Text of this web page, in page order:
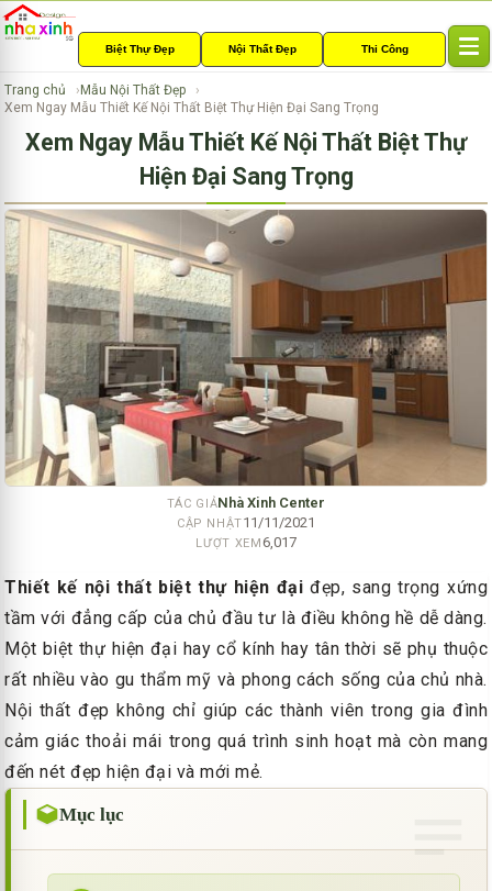
Biệt Thự Đẹp Nội Thất Đẹp Thi Công
l
a
i
g
t
i
o
Trang chủ
Mẫu Nội Thất Đẹp
Xem Ngay Mẫu Thiết Kế Nội Thất Biệt Thự Hiện Đại Sang Trọng
Xem Ngay Mẫu Thiết Kế Nội Thất Biệt Thự
Hiện Đại Sang Trọng
TÁC GIẢNhà Xinh Center
CẬP NHẬT11/11/2021
LƯỢT XEM6,017
Thiết kế nội thất biệt thự hiện đại đẹp, sang trọng xứng
tầm với đẳng cấp của chủ đầu tư là điều không hề dễ dàng.
Một biệt thự hiện đại hay cổ kính hay tân thời sẽ phụ thuộc
rất nhiều vào gu thẩm mỹ và phong cách sống của chủ nhà.
Nội thất đẹp không chỉ giúp các thành viên trong gia đình
cảm giác thoải mái trong quá trình sinh hoạt mà còn mang
đến nét đẹp hiện đại và mới mẻ.
Mục lục